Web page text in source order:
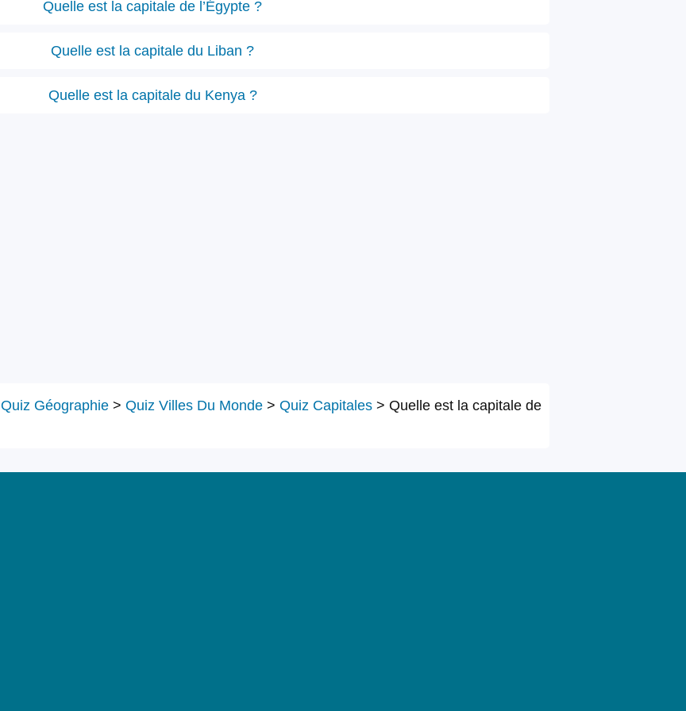
Quelle est la capitale de l’Égypte ?
Quelle est la capitale du Liban ?
Quelle est la capitale du Kenya ?
Quiz Géographie > Quiz Villes Du Monde > Quiz Capitales > Quelle est la capitale de